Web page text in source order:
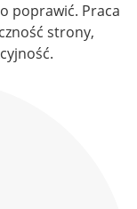
poprawić. Praca
strony,